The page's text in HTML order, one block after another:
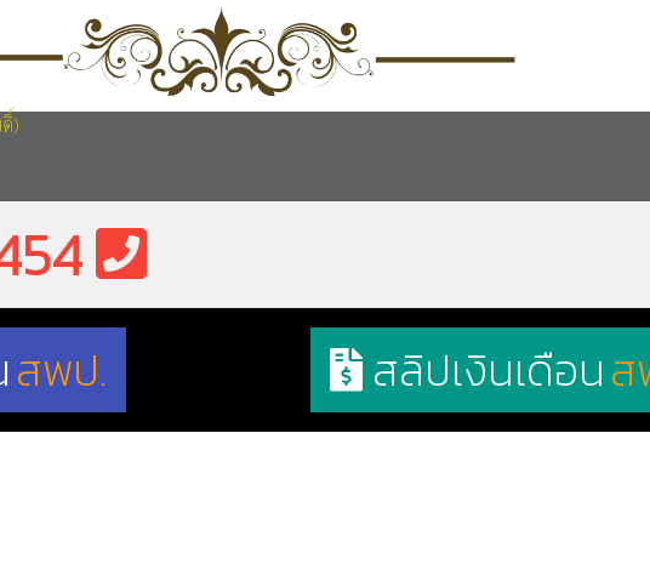
)
สพป. สลิปเงินเดือนส